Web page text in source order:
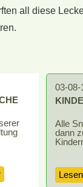
all diese
03-08-
Alle
dann